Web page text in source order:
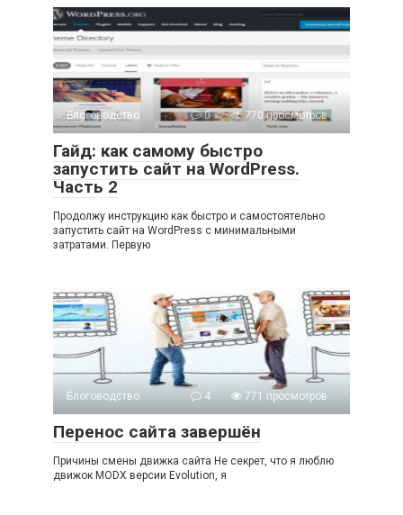
Блоговодство 0 770 просмотров
Гайд: как самому быстро
запустить сайт на WordPress.
Часть 2
Продолжу инструкцию как быстро и самостоятельно
запустить сайт на WordPress с минимальными
затратами. Первую
Блоговодство 4 771 просмотров
Перенос сайта завершён
Причины смены движка сайта Не секрет, что я люблю
движок MODX версии Evolution, я